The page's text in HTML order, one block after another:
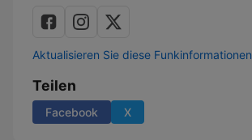
Aktualisieren Sie diese Funkinformationen
Teilen
Facebook X